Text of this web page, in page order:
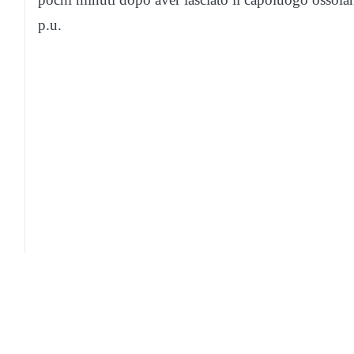
p.u.